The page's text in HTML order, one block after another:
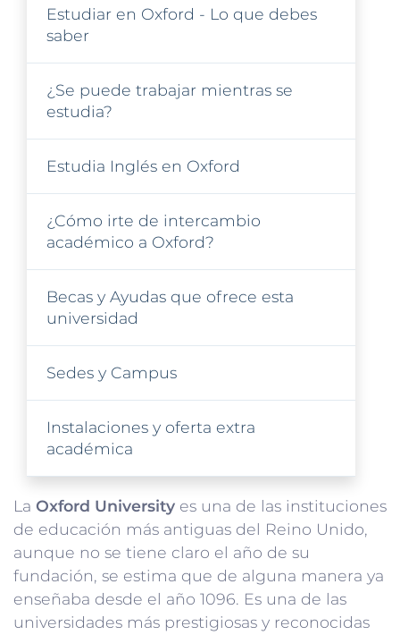
Estudiar en Oxford - Lo que debes
saber
¿Se puede trabajar mientras se
estudia?
Estudia Inglés en Oxford
¿Cómo irte de intercambio
académico a Oxford?
Becas y Ayudas que ofrece esta
universidad
Sedes y Campus
Instalaciones y oferta extra
académica
La Oxford University es una de las instituciones
de educación más antiguas del Reino Unido,
aunque no se tiene claro el año de su
fundación, se estima que de alguna manera ya
enseñaba desde el año 1096. Es una de las
universidades más prestigiosas y reconocidas